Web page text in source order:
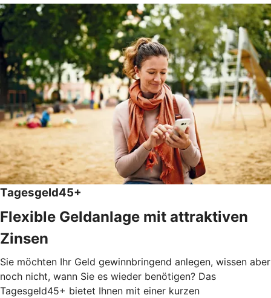
Tagesgeld45+
Flexible Geldanlage mit attraktiven
Zinsen
Sie möchten Ihr Geld gewinnbringend anlegen, wissen aber
noch nicht, wann Sie es wieder benötigen? Das
Tagesgeld45+ bietet Ihnen mit einer kurzen